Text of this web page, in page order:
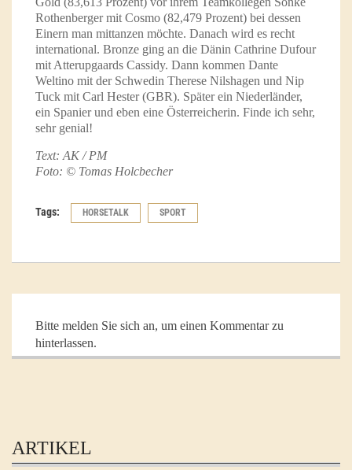
Rothenberger mit Cosmo (82,479 Prozent) bei dessen
Einern man mittanzen möchte. Danach wird es recht
international. Bronze ging an die Dänin Cathrine Dufour
mit Atterupgaards Cassidy. Dann kommen Dante
Weltino mit der Schwedin Therese Nilshagen und Nip
Tuck mit Carl Hester (GBR). Später ein Niederländer,
ein Spanier und eben eine Österreicherin. Finde ich sehr,
sehr genial!
Text: AK / PM
Foto: © Tomas Holcbecher
Tags: HORSETALK SPORT
Bitte melden Sie sich an, um einen Kommentar zu
hinterlassen.
ARTIKEL